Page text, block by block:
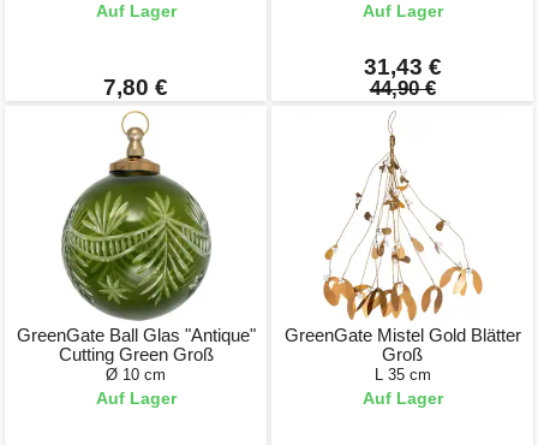
Auf Lager
7,80 €
Auf Lager
31,43 €
44,90 €
GreenGate Ball Glas "Antique"
Cutting Green Groß
Ø 10 cm
Auf Lager
GreenGate Mistel Gold Blätter
Groß
L 35 cm
Auf Lager